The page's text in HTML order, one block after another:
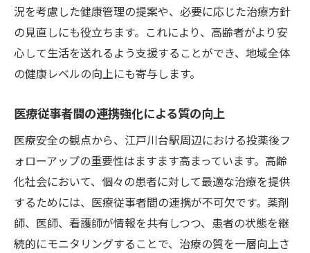
フォローアップを通じた孤立防止策
高齢者に優しい医療環境の整備
地域全体で支える高齢者医療
投薬後フォローアップによる迅速な問題解決で
緊急時の迅速な対応体制の構築
フォローアップによる早期介入の重要性
地域医療機関との連携強化
フォローアップを通じた症状の管理
地域住民の安心を保証する医療サービス
未来を見据えた地域医療の発展
況を考慮した健康管理の提案や、必要に応じた治療方針
の見直しにも役立ちます。これにより、高齢者がより安
心して生活を送れるよう支援することができ、地域全体
の健康レベルの向上にも寄与します。
医療従事者間の連携強化による質の向上
医療安全の観点から、江戸川台駅周辺における投薬後フ
ォローアップの重要性はますます高まっています。高齢
化社会において、個々の患者に対して最適な治療を提供
するためには、医療従事者間の連携が不可欠です。薬剤
師、医師、看護師が情報を共有しつつ、患者の状態を継
続的にモニタリングすることで、治療の質を一層向上さ